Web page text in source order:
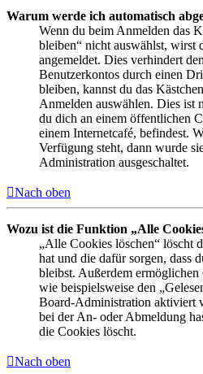
Warum werde ich automatisch
Wenn du beim Anmelden das
bleiben“ nicht auswählst, wirst
angemeldet. Dies verhindert
Benutzerkontos durch einen
bleiben, kannst du das
Anmelden auswählen. Dies ist
du dich an einem öffentlichen
einem Internetcafé, befindest.
Verfügung steht, dann wurde
Administration ausgeschaltet.
Nach oben
Wozu ist die Funktion „Alle
„Alle Cookies löschen“ löscht
hat und die dafür sorgen, dass
bleibst. Außerdem
wie beispielsweise den
Board-Administration aktiviert
bei der An- oder Abmeldung
die Cookies löscht.
Nach oben